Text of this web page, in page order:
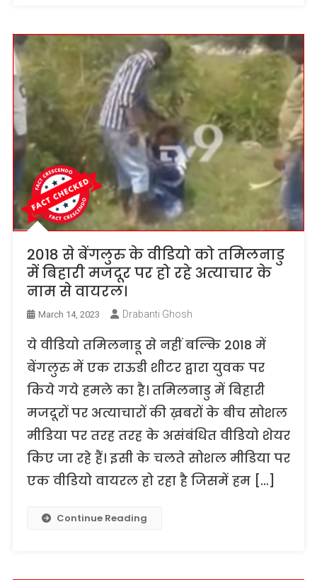
2018 से बेंगलुरु के वीडियो को तमिलनाडु
में बिहारी मजदूर पर हो रहे अत्याचार के
नाम से वायरल।
March 14, 2023 Drabanti Ghosh
ये वीडियो तमिलनाडू से नहीं बल्कि 2018 में
बेंगलुरु में एक राऊडी शीटर द्वारा युवक पर
किये गये हमले का है। तमिलनाडु में बिहारी
मजदूरों पर अत्याचारों की ख़बरों के बीच सोशल
मीडिया पर तरह तरह के असंबंधित वीडियो शेयर
किए जा रहे हैं। इसी के चलते सोशल मीडिया पर
एक वीडियो वायरल हो रहा है जिसमें हम […]
Continue Reading